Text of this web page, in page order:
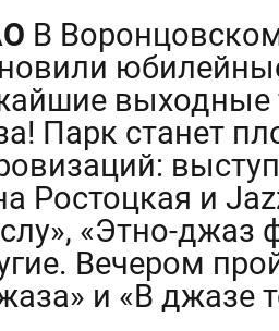
В
выходные
Парк станет
Ростоцкая и
«Этно-джаз
Вечером
и «В джазе